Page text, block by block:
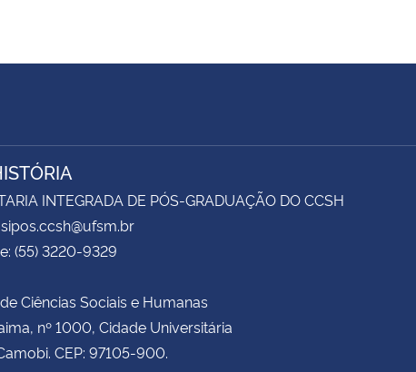
INTEGRADA DE PÓS-GRADUAÇÃO DO CCSH
(55) 3220-9329
Ciências Sociais e Humanas
nº 1000, Cidade Universitária
CEP: 97105-900.